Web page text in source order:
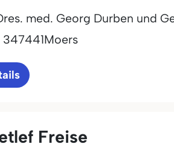
med. Georg Durben und
347441Moers
Freise